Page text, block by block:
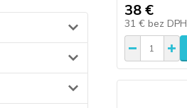
38 €
31 € bez DPH